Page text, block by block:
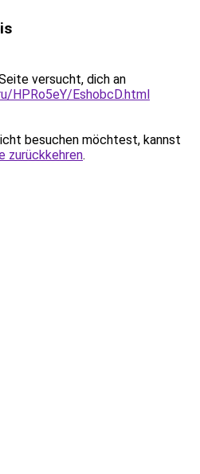
versucht, dich an
HPRo5eY/EshobcD.html
besuchen möchtest, kannst
zurückkehren.